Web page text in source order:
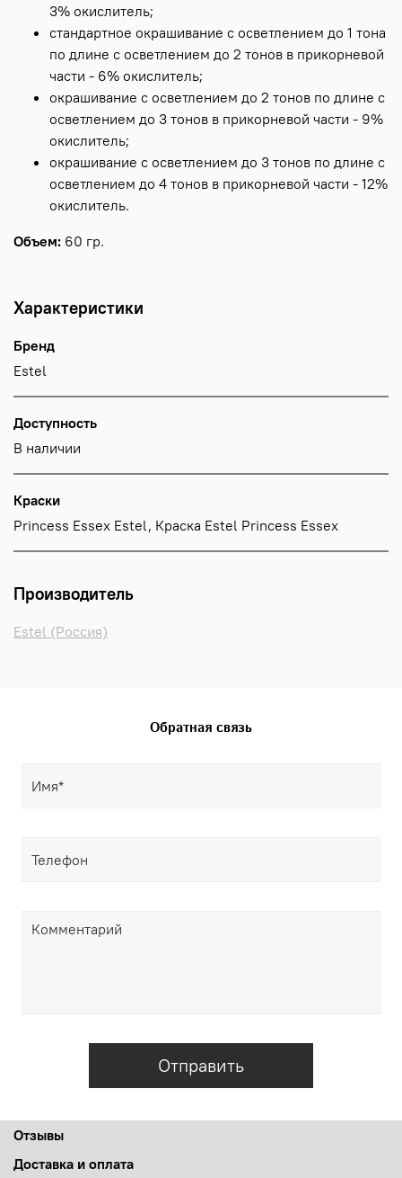
3% окислитель;
стандартное окрашивание с осветлением до 1 тона
по длине с осветлением до 2 тонов в прикорневой
части - 6% окислитель;
окрашивание с осветлением до 2 тонов по длине с
осветлением до 3 тонов в прикорневой части - 9%
окислитель;
окрашивание с осветлением до 3 тонов по длине с
осветлением до 4 тонов в прикорневой части - 12%
окислитель.
Объем: 60 гр.
Характеристики
Бренд
Estel
Доступность
В наличии
Краски
Princess Essex Estel, Краска Estel Princess Essex
Производитель
Estel (Россия)
Обратная связь
Отправить
Отзывы
Доставка и оплата